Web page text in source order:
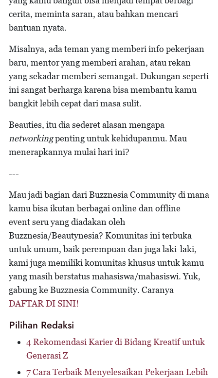
cerita, meminta saran, atau bahkan mencari
bantuan nyata.
Misalnya, ada teman yang memberi info pekerjaan
baru, mentor yang memberi arahan, atau rekan
yang sekadar memberi semangat. Dukungan seperti
ini sangat berharga karena bisa membantu kamu
bangkit lebih cepat dari masa sulit.
Beauties, itu dia sederet alasan mengapa
networkingpenting untuk kehidupanmu. Mau
menerapkannya mulai hari ini?
---
Mau jadi bagian dari Buzznesia Community di mana
kamu bisa ikutan berbagai online dan offline
event seru yang diadakan oleh
Buzznesia/Beautynesia? Komunitas ini terbuka
untuk umum, baik perempuan dan juga laki-laki,
kami juga memiliki komunitas khusus untuk kamu
yang masih berstatus mahasiswa/mahasiswi. Yuk,
gabung ke Buzznesia Community. Caranya
DAFTAR DI SINI!
Pilihan Redaksi
4 Rekomendasi Karier di Bidang Kreatif untuk
Generasi Z
7 Cara Terbaik Menyelesaikan Pekerjaan Lebih